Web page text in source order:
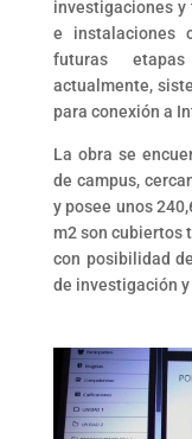
investigaciones y
e instalaciones
futuras
actualmente,
para conexión a
La obra se
de campus,
y posee unos
m2 son cubiertos
con posibilidad
de investigación